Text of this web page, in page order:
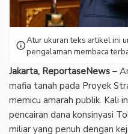
infoAtur ukuran teks artikel ini
pengalaman membaca
Jakarta, ReportaseNews –
mafia tanah pada Proyek
memicu amarah publik. Kali
pencairan dana konsinyasi
miliar yang penuh dengan